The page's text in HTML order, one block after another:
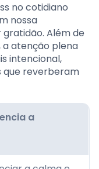
no cotidiano
nossa
Além de
a atenção plena
intencional,
que reverberam
a